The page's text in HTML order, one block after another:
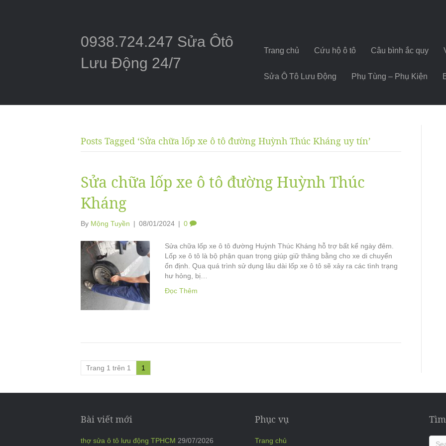
0938.724.247 Sửa Ôtô
Lưu Động 24/7
Trang chủ Cứu hộ ô tô Câu bình ắc quy
Sửa Ô Tô Lưu Động Phụ Tùng – Phụ Kiện
Posts Tagged ‘Sửa chữa lốp xe ô tô đường Huỳnh Thúc Kháng uy tín’
Sửa chữa lốp xe ô tô đường Huỳnh Thúc
Kháng
By Mộng Tuyền | 08/01/2024 | 0
Sửa chữa lốp xe ô tô đường Huỳnh Thúc Kháng hỗ trợ bất kể ngày đêm.
Lốp xe ô tô là bộ phận quan trọng giúp giữ thăng bằng cho xe di chuyển
ổn định. Qua quá trình sử dụng lâu dài lốp xe ô tô sẽ xảy ra các tình trạng
hư hỏng, bị…
Đọc Thêm
Trang 1 trên 1 1
Bài viết mới
thợ sửa ô tô lưu động TPHCM 29/07/2026
Phục vụ
Trang chủ